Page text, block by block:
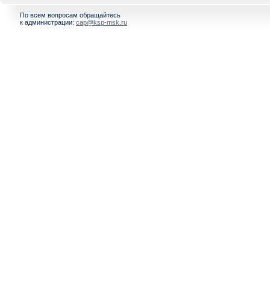
По всем вопросам обращайтесь
к администрации: cap@ksp-msk.ru